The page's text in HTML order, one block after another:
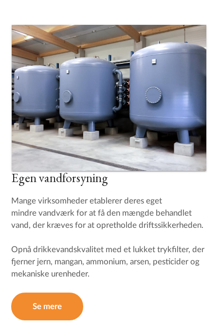
Egen vandforsyning
Mange virksomheder etablerer deres eget
mindre vandværk for at få den mængde behandlet
vand, der kræves for at opretholde driftssikkerheden.
Opnå drikkevandskvalitet med et lukket trykfilter, der
fjerner jern, mangan, ammonium, arsen, pesticider og
mekaniske urenheder.
Se mere